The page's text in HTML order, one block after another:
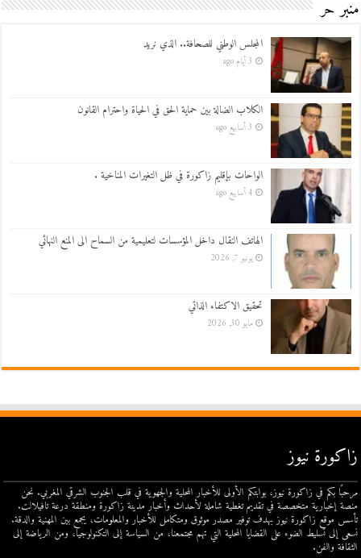
منبر حر
المجلس الوطني للصحافة.. الذي نريد
3 أيام ago
الكلاب الضالة بين حماية الحق في الحياة واحترام القانون
3 أسابيع ago
الواحات بإقليم زاكورة في ظل التغيرات المناخية .
4 أسابيع ago
الهاتف النقال داخل المؤسسات لتعليمية من السماح الى المنع النهائي
يونيو 7, 2026
تحقيق الاكتفاء الذاتي
مايو 30, 2026
زاكورة نيوز
مرحبًا بكم في زاكورة نيوز، بوابتكم الأولى للأخبار المحلية والجهوية في قلب الجنوب الشرقي المغربي. نحن
منصة إخبارية متخصصة في تقديم تغطية شاملة لأحداث وأخبار مدينة زاكورة ومنطقة درعة تافيلالت.
تأسس موقع زاكورة نيوز بهدف توفير مصدر موثوق ومتكامل للأخبار والمعلومات، يجمع بين المهنية والدقة.
نسعى إلى تسليط الضوء على القضايا المحلية التي تهم مجتمعنا، من السياسة إلى التكنولوجيا، ومن الرياضة إلى
الثقافة والفن.